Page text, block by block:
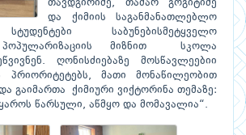
თავდგირიძე, თამარ გოგიტიძე
და ქიმიის საგანმანათლებლო
საბუნებისმეტყველო
პოპულარიზაციის მიზნით სკოლა
ღონისძიებაზე მოსწავლეებიი
პრიორიტეტებს, მათი მონაწილეობით
გაიმართა ქიმიური ვიქტორინა თემაზე:
წარსული, აწმყო და მომავალია“.